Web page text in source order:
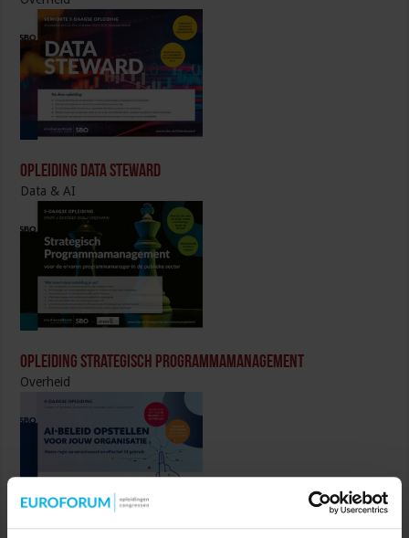
Opleiding Data Steward
Data & AI
Opleiding Strategisch Programmamanagement
Overheid